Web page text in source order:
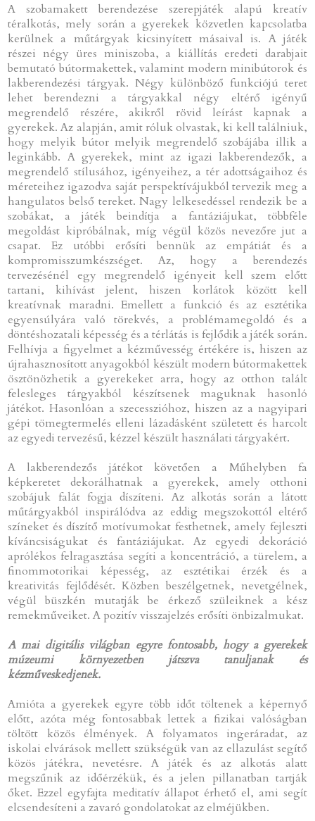
A szobamakett berendezése szerepjáték alapú kreatív
téralkotás, mely során a gyerekek közvetlen kapcsolatba
kerülnek a műtárgyak kicsinyített másaival is. A játék
részei négy üres miniszoba, a kiállítás eredeti darabjait
bemutató bútormakettek, valamint modern minibútorok és
lakberendezési tárgyak. Négy különböző funkciójú teret
lehet berendezni a tárgyakkal négy eltérő igényű
megrendelő részére, akikről rövid leírást kapnak a
gyerekek. Az alapján, amit róluk olvastak, ki kell találniuk,
hogy melyik bútor melyik megrendelő szobájába illik a
leginkább. A gyerekek, mint az igazi lakberendezők, a
megrendelő stílusához, igényeihez, a tér adottságaihoz és
méreteihez igazodva saját perspektívájukból tervezik meg a
hangulatos belső tereket. Nagy lelkesedéssel rendezik be a
szobákat, a játék beindítja a fantáziájukat, többféle
megoldást kipróbálnak, míg végül közös nevezőre jut a
csapat. Ez utóbbi erősíti bennük az empátiát és a
kompromisszumkészséget. Az, hogy a berendezés
tervezésénél egy megrendelő igényeit kell szem előtt
tartani, kihívást jelent, hiszen korlátok között kell
kreatívnak maradni. Emellett a funkció és az esztétika
egyensúlyára való törekvés, a problémamegoldó és a
döntéshozatali képesség és a térlátás is fejlődik a játék során.
Felhívja a figyelmet a kézművesség értékére is, hiszen az
újrahasznosított anyagokból készült modern bútormakettek
ösztönözhetik a gyerekeket arra, hogy az otthon talált
felesleges tárgyakból készítsenek maguknak hasonló
játékot. Hasonlóan a szecesszióhoz, hiszen az a nagyipari
gépi tömegtermelés elleni lázadásként született és harcolt
az egyedi tervezésű, kézzel készült használati tárgyakért.
A lakberendezős játékot követően a Műhelyben fa
képkeretet dekorálhatnak a gyerekek, amely otthoni
szobájuk falát fogja díszíteni. Az alkotás során a látott
műtárgyakból inspirálódva az eddig megszokottól eltérő
színeket és díszítő motívumokat festhetnek, amely fejleszti
kíváncsiságukat és fantáziájukat. Az egyedi dekoráció
aprólékos felragasztása segíti a koncentráció, a türelem, a
finommotorikai képesség, az esztétikai érzék és a
kreativitás fejlődését. Közben beszélgetnek, nevetgélnek,
végül büszkén mutatják be érkező szüleiknek a kész
remekműveiket. A pozitív visszajelzés erősíti önbizalmukat.
A mai digitális világban egyre fontosabb, hogy a gyerekek
múzeumi környezetben játszva tanuljanak és
kézműveskedjenek.
Amióta a gyerekek egyre több időt töltenek a képernyő
előtt, azóta még fontosabbak lettek a fizikai valóságban
töltött közös élmények. A folyamatos ingeráradat, az
iskolai elvárások mellett szükségük van az ellazulást segítő
közös játékra, nevetésre. A játék és az alkotás alatt
megszűnik az időérzékük, és a jelen pillanatban tartják
őket. Ezzel egyfajta meditatív állapot érhető el, ami segít
elcsendesíteni a zavaró gondolatokat az elméjükben.